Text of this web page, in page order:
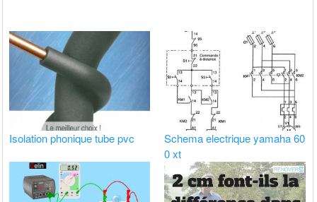
Isolation phonique tube pvc
Schema electrique yamaha 60
0 xt